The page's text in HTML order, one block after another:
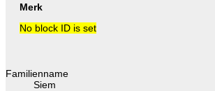
Merk
No block ID is set
Familienname
Siem